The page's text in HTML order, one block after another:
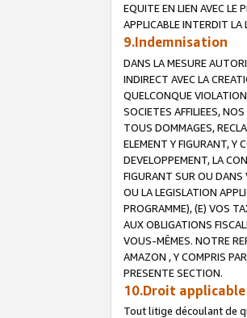
EQUITE EN LIEN AVEC LE
APPLICABLE INTERDIT LA
9.Indemnisation
DANS LA MESURE
INDIRECT AVEC LA
QUELCONQUE
SOCIETES AFFILIEES,
TOUS DOMMAGES,
ELEMENT Y FIGURANT, Y
DEVELOPPEMENT, LA
FIGURANT SUR OU DANS
OU LA LEGISLATION
PROGRAMME), (E) VOS
AUX OBLIGATIONS
VOUS-MÊMES. NOTRE
AMAZON , Y COMPRIS
PRESENTE SECTION.
10.Droit
Tout litige découlant de